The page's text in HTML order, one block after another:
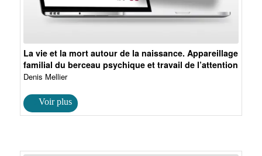
La vie et la mort autour de la naissance. Appareillage
familial du berceau psychique et travail de l’attention
Denis Mellier